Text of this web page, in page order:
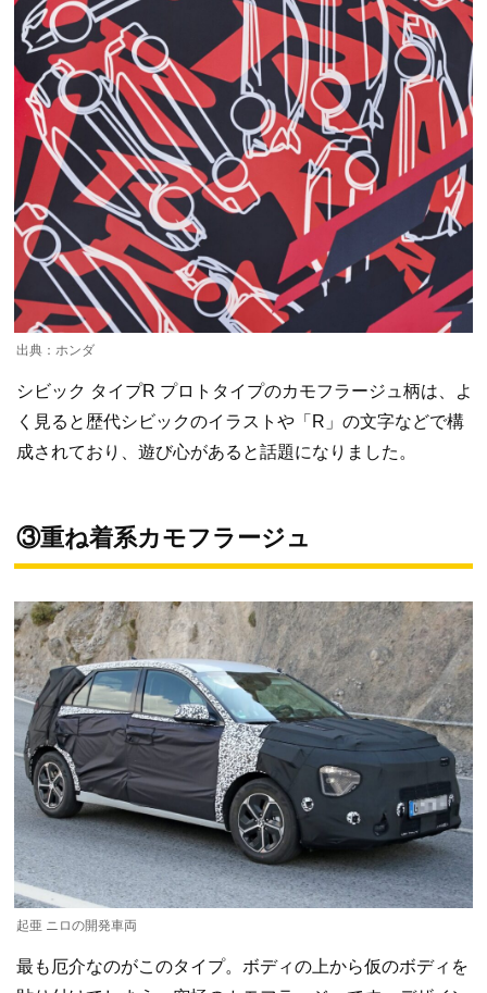
出典：ホンダ
シビック タイプR プロトタイプのカモフラージュ柄は、よ
く見ると歴代シビックのイラストや「R」の文字などで構
成されており、遊び心があると話題になりました。
③重ね着系カモフラージュ
起亜 ニロの開発車両
最も厄介なのがこのタイプ。ボディの上から仮のボディを